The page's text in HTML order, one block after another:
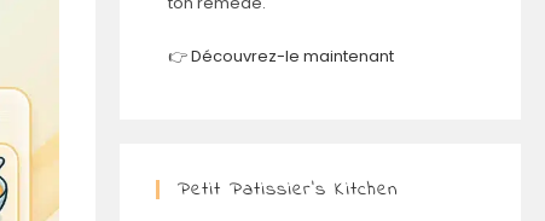
👉Découvrez-le maintenant
Petit Patissier’s Kitchen